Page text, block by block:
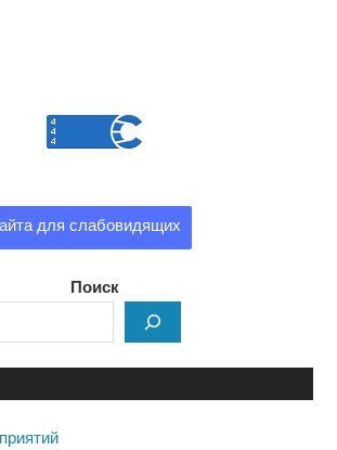
для слабовидящих
Поиск